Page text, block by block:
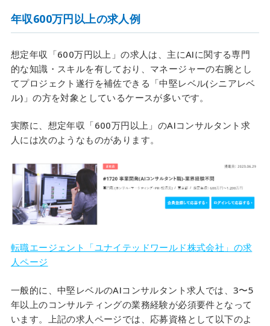
年収600万円以上の求人例
想定年収「600万円以上」の求人は、主にAIに関する専門
的な知識・スキルを有しており、マネージャーの右腕とし
てプロジェクト遂行を補佐できる「中堅レベル(シニアレベ
ル)」の方を対象としているケースが多いです。
実際に、想定年収「600万円以上」のAIコンサルタント求
人には次のようなものがあります。
転職エージェント「ユナイテッドワールド株式会社」の求
人ページ
一般的に、中堅レベルのAIコンサルタント求人では、3〜5
年以上のコンサルティングの業務経験が必須要件となって
います。上記の求人ページでは、応募資格として以下のよ